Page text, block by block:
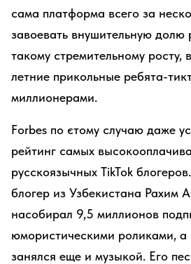
сама платформа всего за
завоевать внушительную долю
такому стремительному росту,
летние прикольные ребята-
миллионерами.
Forbes по єтому случаю даже
рейтинг самых
русскоязычных TikTok
блогер из Узбекистана Рахим
насобирал 9,5 миллионов
юмористическими роликами, а
занялся еще и музыкой. Его